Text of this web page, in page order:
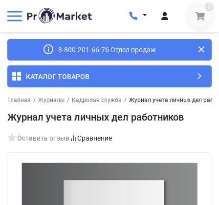
0
8-800-201-66-76 Отдел продаж
КАТАЛОГ ТОВАРОВ
Главная / Журналы / Кадровая служба / Журнал учета личных дел
Журнал учета личных дел работников
Оставить отзыв Сравнение